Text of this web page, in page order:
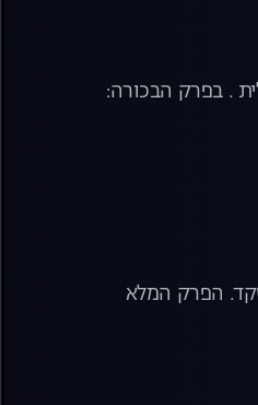
. בפרק הבכורה:
הפרק המלא